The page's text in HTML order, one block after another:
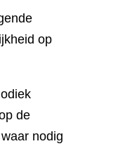
op
de
nodig